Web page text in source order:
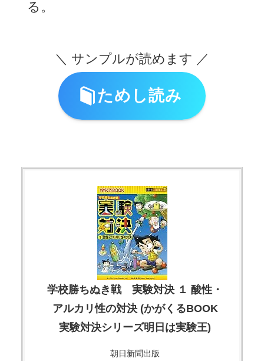
る。
＼ サンプルが読めます ／
ためし読み
学校勝ちぬき戦 実験対決 １ 酸性・
アルカリ性の対決 (かがくるBOOK
実験対決シリーズ明日は実験王)
朝日新聞出版